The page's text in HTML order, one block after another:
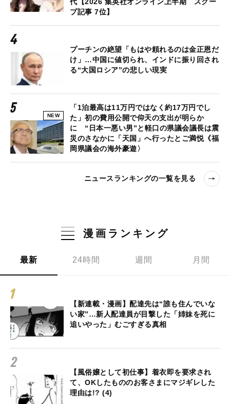
プ記事 7位】
プーチンの絶望「もはや頼れるのは金正恩だ
け」…中国に値切られ、インドに振り回され
る“大国ロシア”の悲しい現実
NEW
「1泊最高は11万円ではなく約17万円でし
た」初の費用公開で仰天の支出が明らか
に “日本一悪い男”と軽口の県議会議長は震
災のさなかに「天国」へ行ったとご満悦《福
岡県議会の海外豪遊〉
ニュースランキングの一覧を見る
漫画ランキング
最新 24時間 週間 月間
【新連載・漫画】配達先は“誰も住んでいな
い家”…新人配達員が目撃した「姉妹を死に
追いやった」むごすぎる真相
【風俗嬢として初仕事】着衣即を要求され
て、OKしたもののお客さまにマジギレした
理由は!? (4)